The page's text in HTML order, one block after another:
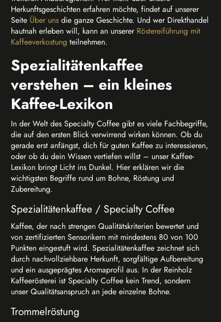
Herkunftsgeschichten erfahren möchte, findet auf unserer
Seite Über uns die ganze Geschichte. Und wer Direkthandel
hautnah erleben will, kann an unserer Röstereiführung mit
Kaffeeverkostung teilnehmen.
Spezialitätenkaffee
verstehen – ein kleines
Kaffee-Lexikon
In der Welt des Specialty Coffee gibt es viele Fachbegriffe,
die auf den ersten Blick verwirrend wirken können. Ob du
gerade erst anfängst, dich für guten Kaffee zu interessieren,
oder ob du dein Wissen vertiefen willst – unser Kaffee-
Lexikon bringt Licht ins Dunkel. Hier erklären wir die
wichtigsten Begriffe rund um Bohne, Röstung und
Zubereitung.
Spezialitätenkaffee / Specialty Coffee
Kaffee, der nach strengen Qualitätskriterien bewertet und
von zertifizierten Sensorikern mit mindestens 80 von 100
Punkten eingestuft wird. Spezialitätenkaffee zeichnet sich
durch nachvollziehbare Herkunft, sorgfältige Aufbereitung
und ein ausgeprägtes Aromaprofil aus. In der Reinholz
Kaffeerösterei ist Specialty Coffee kein Trend, sondern
unser Qualitätsanspruch an jede einzelne Bohne.
Trommelröstung